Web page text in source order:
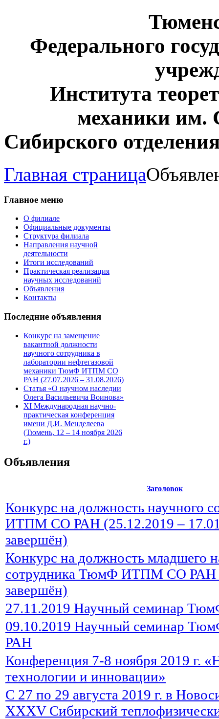
Федерального
Института
механики им.
Сибирского
Главная страница
Главное меню
О филиале
Официальные документы
Структура филиала
Направления научной
деятельности
Итоги исследований
Практическая реализация
научных исследований
Объявления
Контакты
Последние объявления
Конкурс на замещение
вакантной должности
научного сотрудника в
лаборатории нефтегазовой
механики ТюмФ ИТПМ СО
РАН (27.07.2026 – 31.08.2026)
Статья «О научном наследии
Олега Васильевича Воинова»
XI Международная научно-
практическая конференция
имени Д.И. Менделеева
(Тюмень, 12 – 14 ноября 2026
г.)
Объявления
Заголовок
Конкурс на должность научного
ИТПМ СО РАН (25.12.2019 –
завершён)
Конкурс на должность младшего
сотрудника ТюмФ ИТПМ СО РАН
завершён)
27.11.2019 Научный семинар
09.10.2019 Научный семинар
РАН
Конференция 7-8 ноября 2019 г.
технологии и инновации»
С 27 по 29 августа 2019 г. в
XXXV Сибирский